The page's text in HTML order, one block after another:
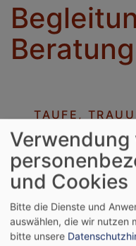
Beratung
TAUFE,
Verwendung
und Cookies
Bitte die Dienste und
auswählen, die wir nutzen
bitte unsere